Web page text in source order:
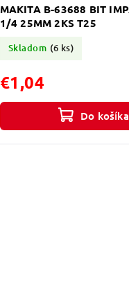
MAKITA B-63688 BIT
1/4 25MM 2KS T25
Skladom (6 ks)
€1,04
Do košíka